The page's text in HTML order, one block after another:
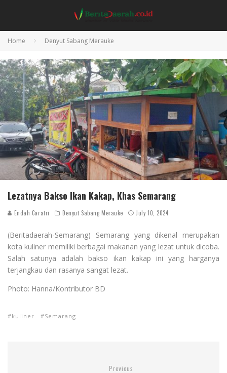
Home Denyut Sabang Merauke
Lezatnya Bakso Ikan Kakap, Khas Semarang
Endah Caratri Denyut Sabang Merauke July 10, 2024
(Beritadaerah-Semarang) Semarang yang dikenal merupakan
kota kuliner memiliki berbagai makanan yang lezat untuk dicoba.
Salah satunya adalah bakso ikan kakap ini yang harganya
terjangkau dan rasanya sangat lezat.
Photo: Hanna/Kontributor BD
kuliner Semarang
Previous